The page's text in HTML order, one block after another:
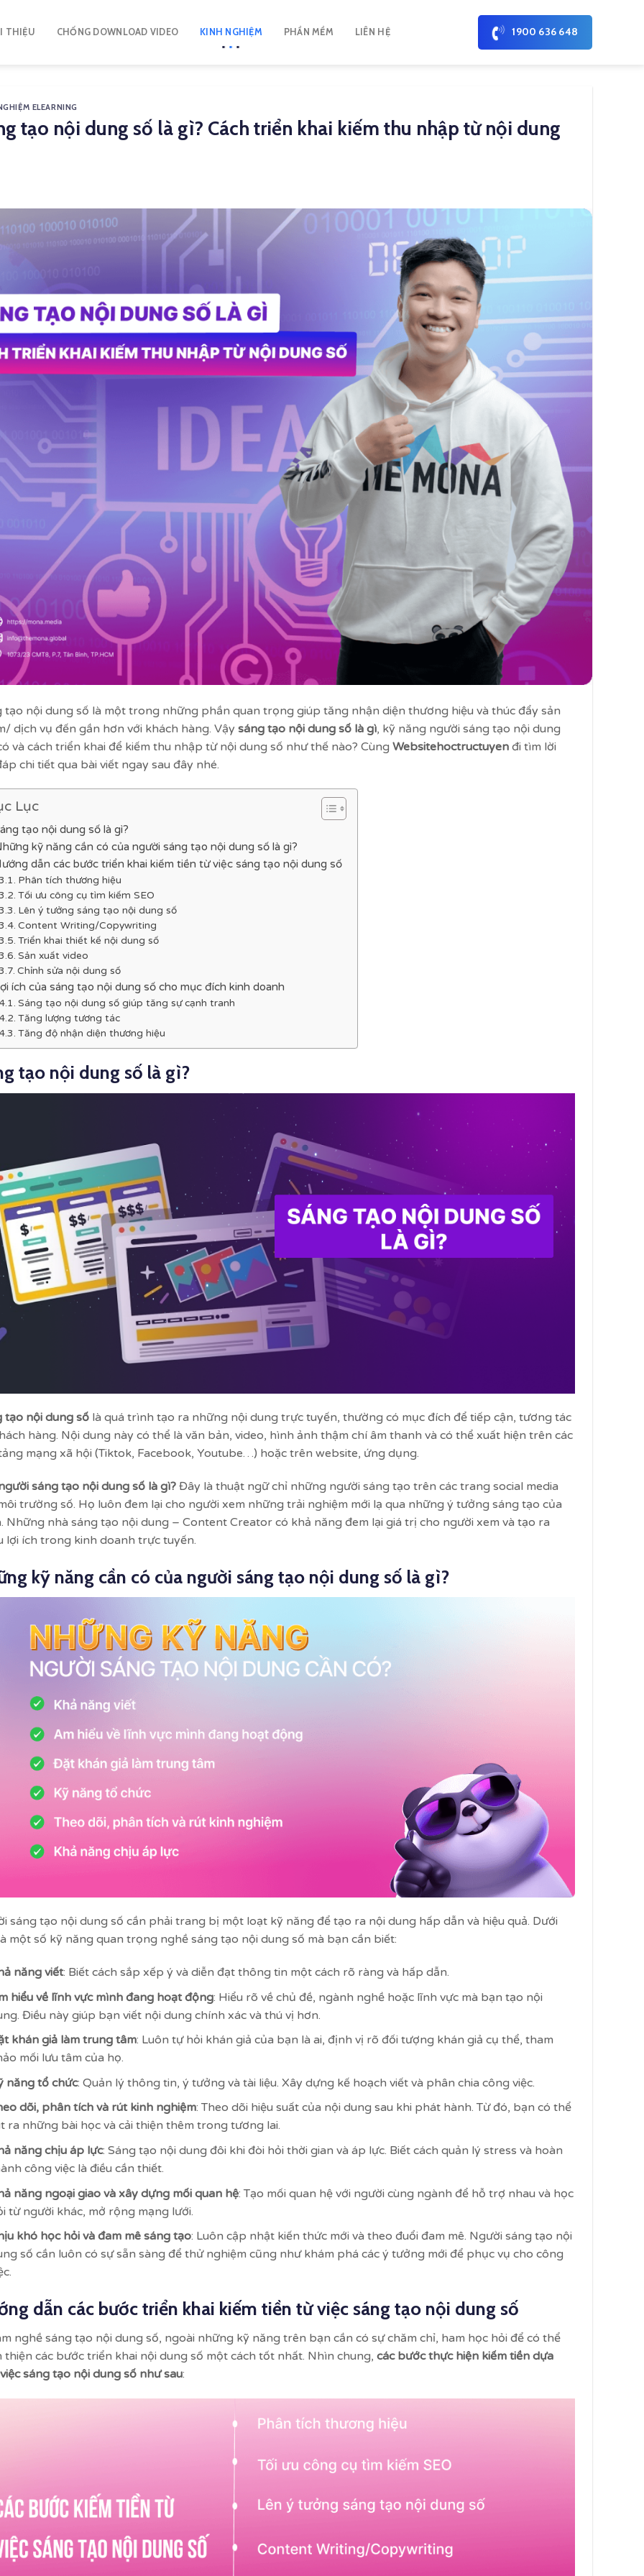
THIỆU CHỐNG DOWNLOAD VIDEO KINH NGHIỆM PHẦN MỀM LIÊN HỆ 1900 636 648
ELEARNING
tạo nội dung số là gì? Cách triển khai kiếm thu nhập từ nội dung
tạo nội dung số là một trong những phần quan trọng giúp tăng nhận diện thương hiệu và thúc đẩy sản
dịch vụ đến gần hơn với khách hàng. Vậy sáng tạo nội dung số là gì, kỹ năng người sáng tạo nội dung
và cách triển khai để kiếm thu nhập từ nội dung số như thế nào? Cùng Websitehoctructuyen đi tìm lời
chi tiết qua bài viết ngay sau đây nhé.
Lục
tạo nội dung số là gì?
kỹ năng cần có của người sáng tạo nội dung số là gì?
dẫn các bước triển khai kiếm tiền từ việc sáng tạo nội dung số
Phân tích thương hiệu
Tối ưu công cụ tìm kiếm SEO
Lên ý tưởng sáng tạo nội dung số
Content Writing/Copywriting
Triển khai thiết kế nội dung số
Sản xuất video
Chỉnh sửa nội dung số
ích của sáng tạo nội dung số cho mục đích kinh doanh
Sáng tạo nội dung số giúp tăng sự cạnh tranh
Tăng lượng tương tác
Tăng độ nhận diện thương hiệu
tạo nội dung số là gì?
tạo nội dung số là quá trình tạo ra những nội dung trực tuyến, thường có mục đích để tiếp cận, tương tác
hàng. Nội dung này có thể là văn bản, video, hình ảnh thậm chí âm thanh và có thể xuất hiện trên các
mạng xã hội (Tiktok, Facebook, Youtube…) hoặc trên website, ứng dụng.
sáng tạo nội dung số là gì?Đây là thuật ngữ chỉ những người sáng tạo trên các trang social media
trường số. Họ luôn đem lại cho người xem những trải nghiệm mới lạ qua những ý tưởng sáng tạo của
Những nhà sáng tạo nội dung – Content Creator có khả năng đem lại giá trị cho người xem và tạo ra
lợi ích trong kinh doanh trực tuyến.
kỹ năng cần có của người sáng tạo nội dung số là gì?
sáng tạo nội dung số cần phải trang bị một loạt kỹ năng để tạo ra nội dung hấp dẫn và hiệu quả. Dưới
một số kỹ năng quan trọng nghề sáng tạo nội dung số mà bạn cần biết:
năng viết: Biết cách sắp xếp ý và diễn đạt thông tin một cách rõ ràng và hấp dẫn.
hiểu về lĩnh vực mình đang hoạt động: Hiểu rõ về chủ đề, ngành nghề hoặc lĩnh vực mà bạn tạo nội
Điều này giúp bạn viết nội dung chính xác và thú vị hơn.
khán giả làm trung tâm: Luôn tự hỏi khán giả của bạn là ai, định vị rõ đối tượng khán giả cụ thể, tham
mối lưu tâm của họ.
năng tổ chức: Quản lý thông tin, ý tưởng và tài liệu. Xây dựng kế hoạch viết và phân chia công việc.
dõi, phân tích và rút kinh nghiệm: Theo dõi hiệu suất của nội dung sau khi phát hành. Từ đó, bạn có thể
ra những bài học và cải thiện thêm trong tương lai.
năng chịu áp lực: Sáng tạo nội dung đôi khi đòi hỏi thời gian và áp lực. Biết cách quản lý stress và hoàn
công việc là điều cần thiết.
năng ngoại giao và xây dựng mối quan hệ: Tạo mối quan hệ với người cùng ngành để hỗ trợ nhau và học
từ người khác, mở rộng mạng lưới.
khó học hỏi và đam mê sáng tạo: Luôn cập nhật kiến thức mới và theo đuổi đam mê. Người sáng tạo nội
số cần luôn có sự sẵn sàng để thử nghiệm cũng như khám phá các ý tưởng mới để phục vụ cho công
dẫn các bước triển khai kiếm tiền từ việc sáng tạo nội dung số
nghề sáng tạo nội dung số, ngoài những kỹ năng trên bạn cần có sự chăm chỉ, ham học hỏi để có thể
thiện các bước triển khai nội dung số một cách tốt nhất. Nhìn chung, các bước thực hiện kiếm tiền dựa
sáng tạo nội dung số như sau: